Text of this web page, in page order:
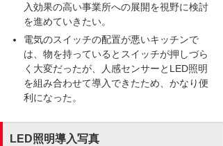
入効果の高い事業所への展開を視野に検討
を進めていきたい。
電気のスイッチの配置が悪いキッチンで
は、物を持っているとスイッチが押しづら
く大変だったが、人感センサーとLED照明
を組み合わせて導入できたため、かなり便
利になった。
LED照明導入写真